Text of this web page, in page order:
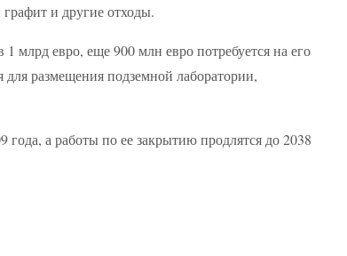
и другие отходы.
млрд евро, еще 900 млн евро потребуется на его
размещения подземной лаборатории,
а работы по ее закрытию продлятся до 2038